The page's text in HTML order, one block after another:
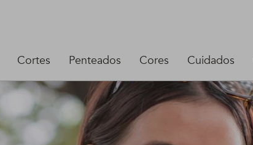
Cortes Penteados Cores Cuidados